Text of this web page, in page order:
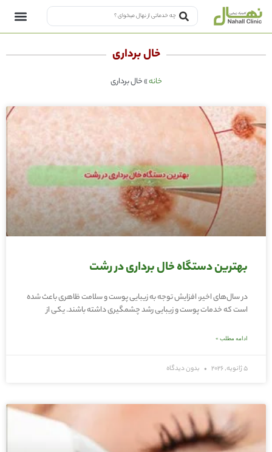
خال برداری
خانه»خال برداری
بهترین دستگاه خال برداری در رشت
در سال‌های اخیر، افزایش توجه به زیبایی پوست و سلامت ظاهری باعث شده
است که خدمات پوست و زیبایی رشد چشمگیری داشته باشند. یکی از
ادامه مطلب »
5 ژانویه, 2026 بدون دیدگاه